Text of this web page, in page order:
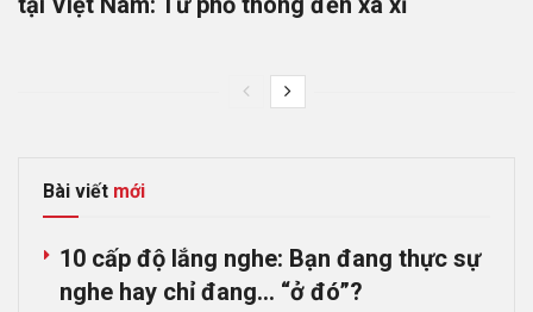
Bài viết mới
10 cấp độ lắng nghe: Bạn đang thực sự
nghe hay chỉ đang… “ở đó”?